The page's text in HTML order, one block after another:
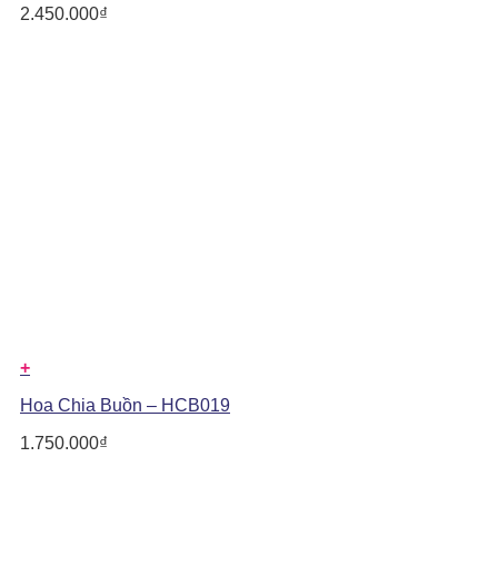
2.450.000₫
+
Hoa Chia Buồn – HCB019
1.750.000₫